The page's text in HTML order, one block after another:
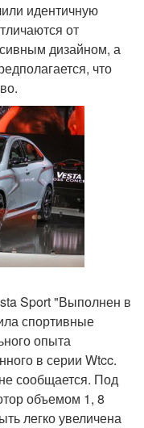
идентичную
от
дизайном, а
что
Sport "Выполнен в
спортивные
опыта
в серии Wtcc.
сообщается. Под
объемом 1, 8
легко увеличена